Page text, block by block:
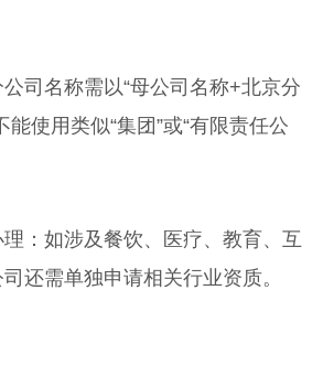
司名称需以“母公司名称+北京分
能使用类似“集团”或“有限责任公
：如涉及餐饮、医疗、教育、互
还需单独申请相关行业资质。